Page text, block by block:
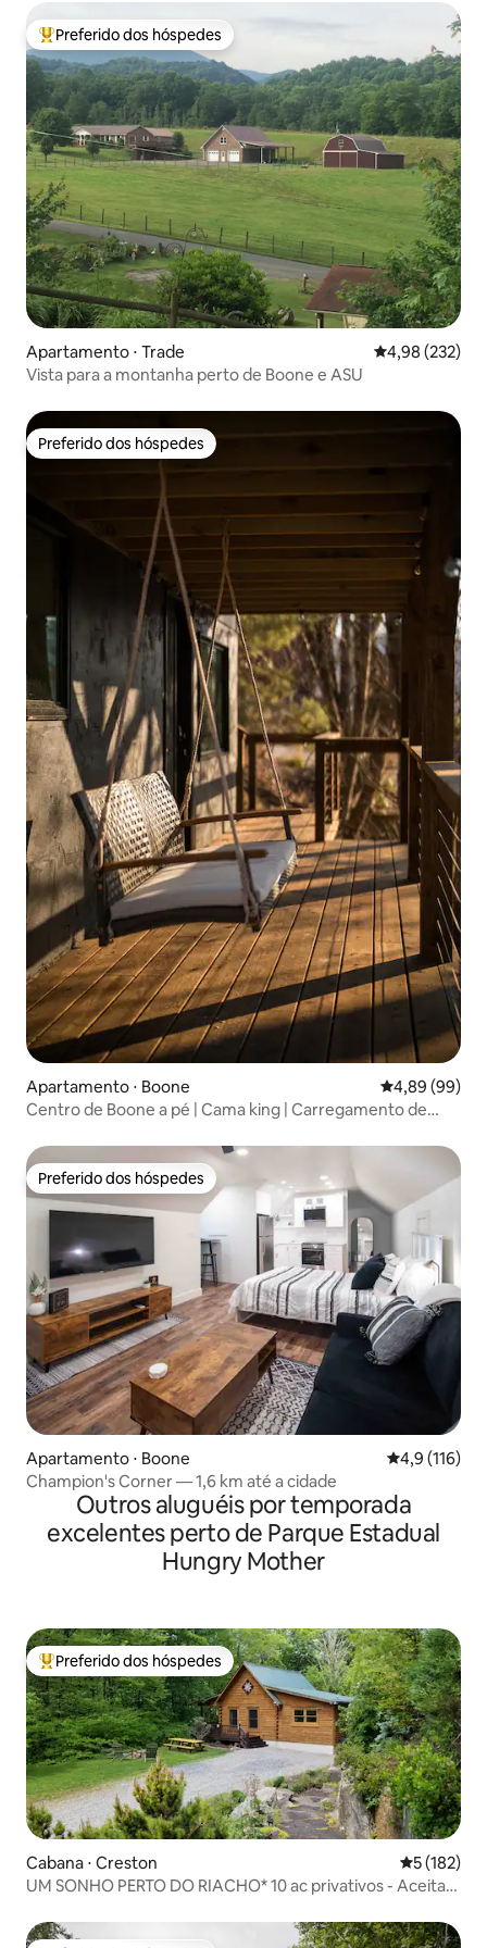
Entre os melhores preferidos dos hóspedes
Preferido dos hóspedes
Apartamento ⋅ Trade 4,98 de uma
4,98 (232)
Vista para a montanha perto de Boone e ASU
Preferido dos hóspedes
Preferido dos hóspedes
Apartamento ⋅ Boone 4,89 de uma
4,89 (99)
Centro de Boone a pé | Cama king | Carregamento de
Preferido dos hóspedes
Preferido dos hóspedes
Apartamento ⋅ Boone 4,9 de uma
4,9 (116)
Champion's Corner — 1,6 km até a cidade
Outros aluguéis por temporada
excelentes perto de Parque Estadual
Hungry Mother
Entre os melhores preferidos dos hóspedes
Preferido dos hóspedes
Cabana ⋅ Creston 5 de uma
5 (182)
UM SONHO PERTO DO RIACHO* 10 ac privativos - Aceita